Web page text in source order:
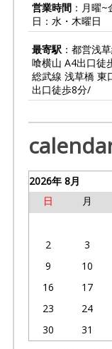
営業時間 ：月曜
日：水・木曜日
最寄駅 ：都営浅
喰横山 A4出口徒
総武線 浅草橋 東
出口徒歩8分/
2026年 8月
日
月
2
3
9
10
16
17
23
24
30
31